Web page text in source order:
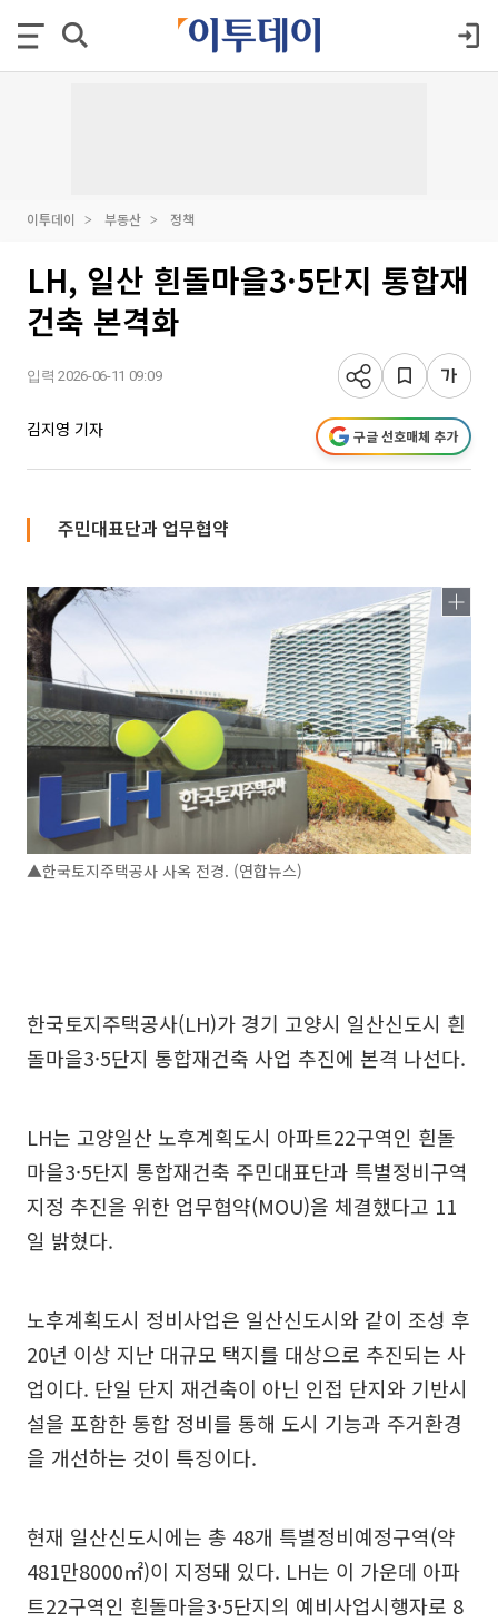
이투데이 부동산 정책
LH, 일산 흰돌마을3·5단지 통합재
건축 본격화
입력 2026-06-11 09:09
김지영 기자 구글 선호매체 추가
주민대표단과 업무협약
▲한국토지주택공사 사옥 전경. (연합뉴스)
한국토지주택공사(LH)가 경기 고양시 일산신도시 흰
돌마을3·5단지 통합재건축 사업 추진에 본격 나선다.
LH는 고양일산 노후계획도시 아파트22구역인 흰돌
마을3·5단지 통합재건축 주민대표단과 특별정비구역
지정 추진을 위한 업무협약(MOU)을 체결했다고 11
일 밝혔다.
노후계획도시 정비사업은 일산신도시와 같이 조성 후
20년 이상 지난 대규모 택지를 대상으로 추진되는 사
업이다. 단일 단지 재건축이 아닌 인접 단지와 기반시
설을 포함한 통합 정비를 통해 도시 기능과 주거환경
을 개선하는 것이 특징이다.
현재 일산신도시에는 총 48개 특별정비예정구역(약
481만8000㎡)이 지정돼 있다. LH는 이 가운데 아파
트22구역인 흰돌마을3·5단지의 예비사업시행자로 8